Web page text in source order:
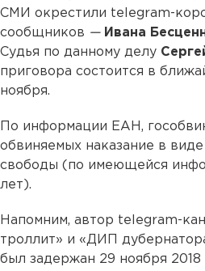
СМИ окрестили telegram-
сообщников — Ивана
Судья по данному делу
приговора состоится в
ноября.
По информации ЕАН,
обвиняемых наказание в
свободы (по имеющейся
лет).
Напомним, автор telegram-
троллит» и «ДИП
был задержан 29 ноября 2018